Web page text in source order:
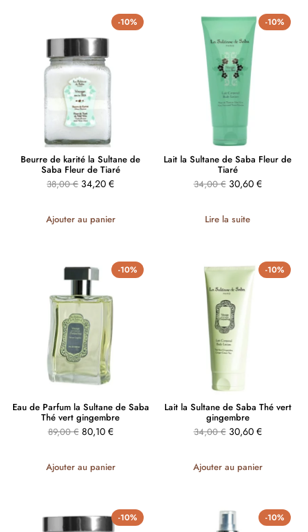
-10%
Beurre de karité la Sultane de
Saba Fleur de Tiaré
38,00€ 34,20 €
Ajouter au panier
-10%
Lait la Sultane de Saba Fleur de
Tiaré
34,00€ 30,60 €
Lire la suite
-10%
Eau de Parfum la Sultane de Saba
Thé vert gingembre
89,00€ 80,10 €
Ajouter au panier
-10%
Lait la Sultane de Saba Thé vert
gingembre
34,00€ 30,60 €
Ajouter au panier
-10% -10%